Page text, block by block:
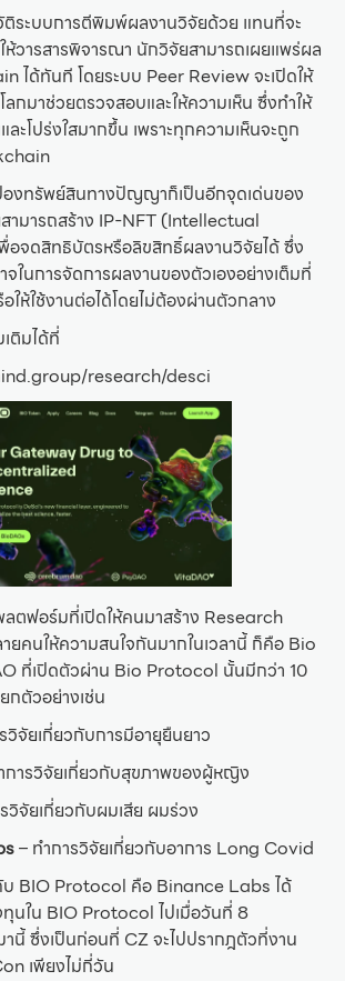
ระบบการตีพิมพ์ผลงานวิจัยด้วย แทนที่จะ
วารสารพิจารณา นักวิจัยสามารถเผยแพร่ผล
ได้ทันที โดยระบบ Peer Review จะเปิดให้
กมาช่วยตรวจสอบและให้ความเห็น ซึ่งทำให้
ละโปร่งใสมากขึ้น เพราะทุกความเห็นจะถูก
งทรัพย์สินทางปัญญาก็เป็นอีกจุดเด่นของ
ามารถสร้าง IP-NFT (Intellectual
อจดสิทธิบัตรหรือลิขสิทธิ์ผลงานวิจัยได้ ซึ่ง
จในการจัดการผลงานของตัวเองอย่างเต็มที่
ให้ใช้งานต่อได้โดยไม่ต้องผ่านตัวกลาง
ติมได้ที่
research/desci
ตฟอร์มที่เปิดให้คนมาสร้าง Research
ยคนให้ความสนใจกันมากในเวลานี้ ก็คือ Bio
ที่เปิดตัวผ่าน Bio Protocol นั้นมีกว่า 10
ตัวอย่างเช่น
วิจัยเกี่ยวกับการมีอายุยืนยาว
การวิจัยเกี่ยวกับสุขภาพของผู้หญิง
วิจัยเกี่ยวกับผมเสีย ผมร่วง
– ทำการวิจัยเกี่ยวกับอาการ Long Covid
บ BIO Protocol คือ Binance Labs ได้
นใน BIO Protocol ไปเมื่อวันที่ 8
นี้ ซึ่งเป็นก่อนที่ CZ จะไปปรากฎตัวที่งาน
เพียงไม่กี่วัน